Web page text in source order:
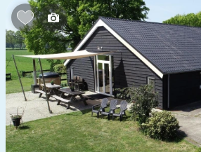
Zu öffentlichen Verkehrsmitteln
0,2 0,5 1 2 5
Unterkunft
Nicht im Ferienpark